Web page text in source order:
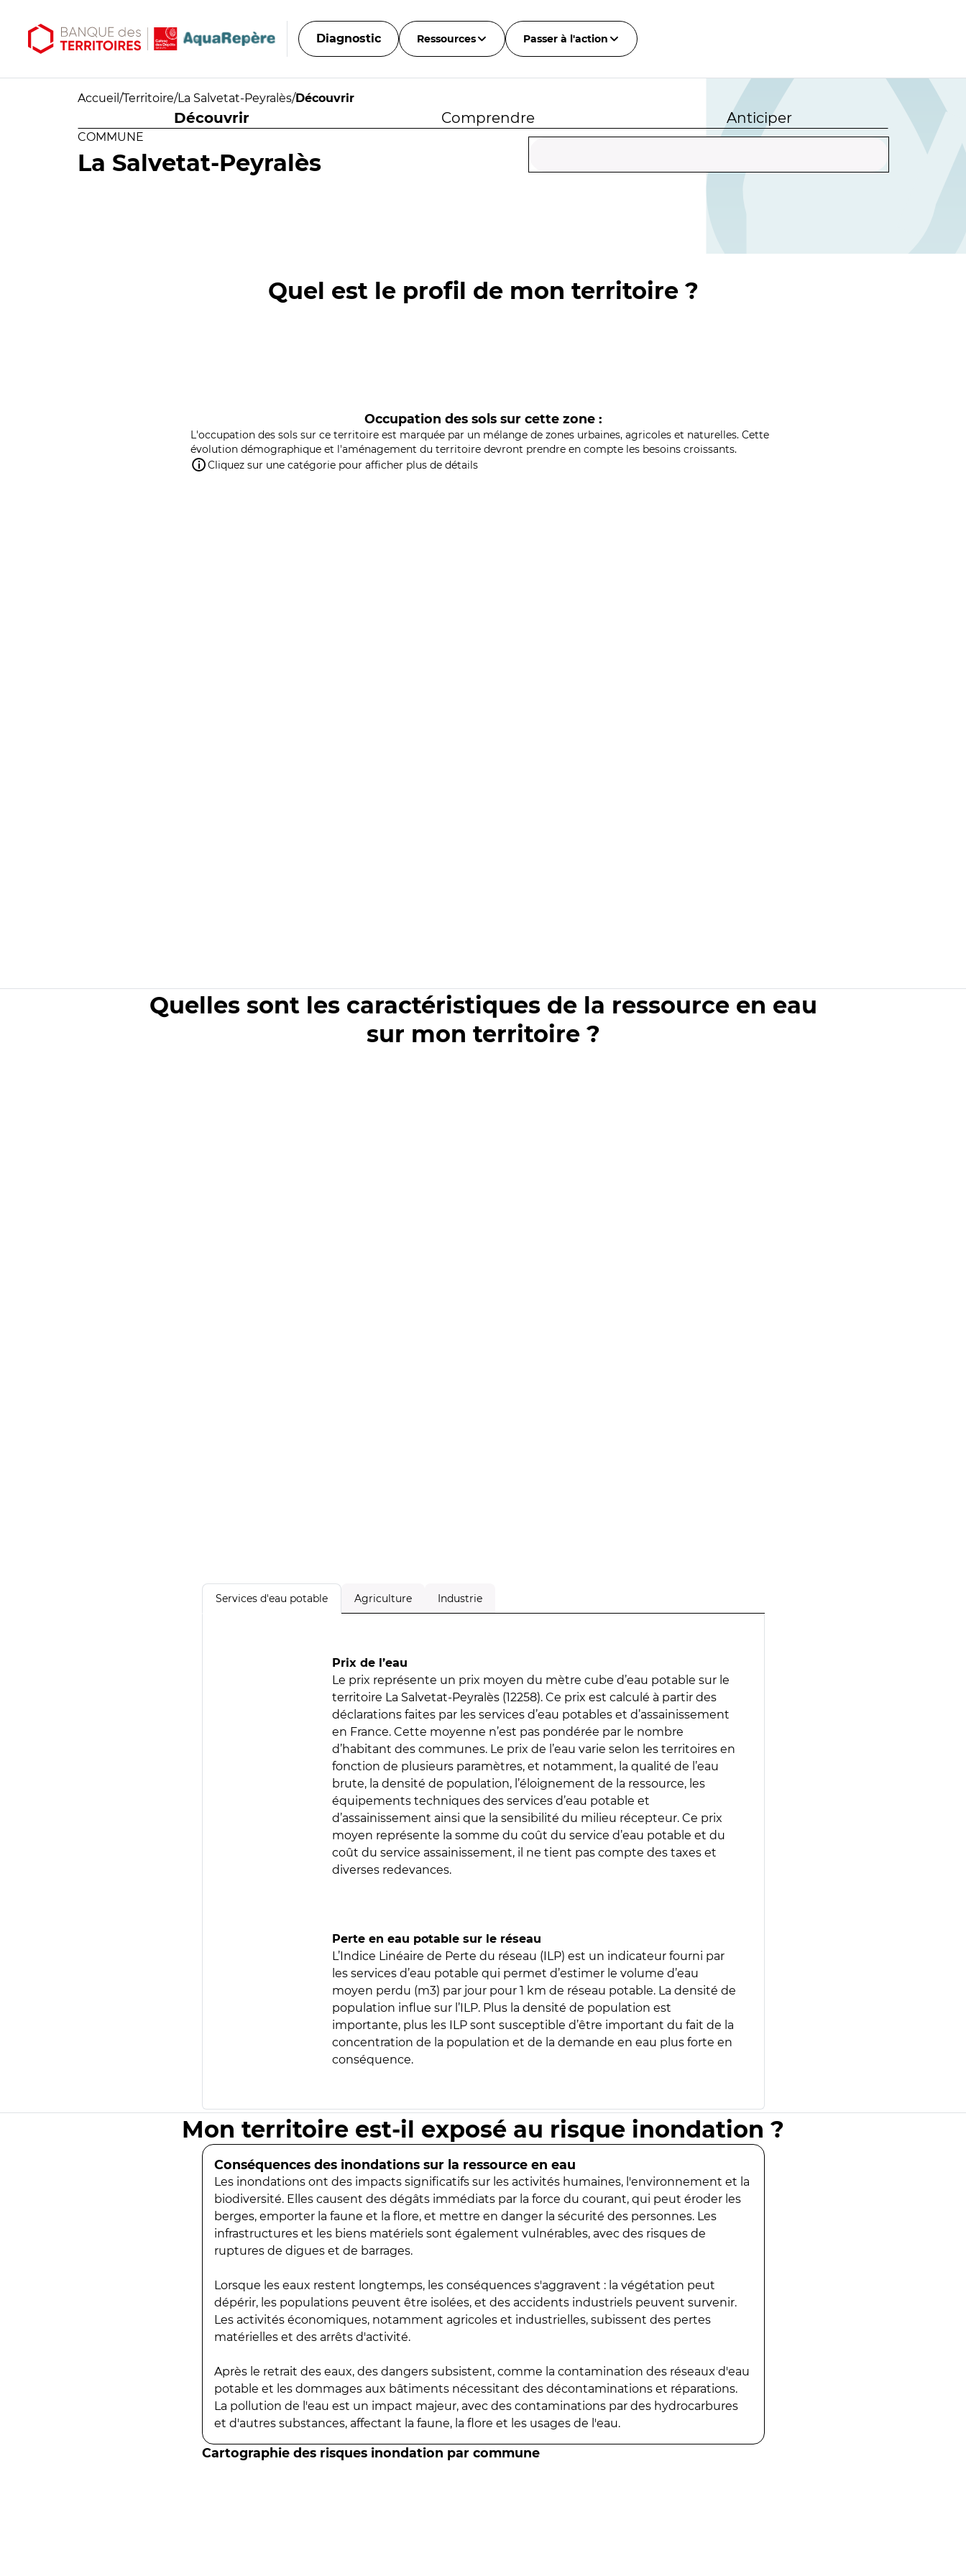
Diagnostic Ressources Passer à l'action
Accueil /Territoire/La Salvetat-Peyralès/Découvrir
Découvrir Comprendre Anticiper
COMMUNE
La Salvetat-Peyralès
Quel est le profil de mon territoire ?
Occupation des sols sur cette zone :
L'occupation des sols sur ce territoire est marquée par un mélange de zones urbaines, agricoles et naturelles. Cette
évolution démographique et l'aménagement du territoire devront prendre en compte les besoins croissants.
Cliquez sur une catégorie pour afficher plus de détails
Quelles sont les caractéristiques de la ressource en eau
sur mon territoire ?
Services d'eau potable Agriculture Industrie
Prix de l’eau
Le prix représente un prix moyen du mètre cube d’eau potable sur le
territoire La Salvetat-Peyralès (12258). Ce prix est calculé à partir des
déclarations faites par les services d’eau potables et d’assainissement
en France. Cette moyenne n’est pas pondérée par le nombre
d’habitant des communes. Le prix de l’eau varie selon les territoires en
fonction de plusieurs paramètres, et notamment, la qualité de l’eau
brute, la densité de population, l’éloignement de la ressource, les
équipements techniques des services d’eau potable et
d’assainissement ainsi que la sensibilité du milieu récepteur. Ce prix
moyen représente la somme du coût du service d’eau potable et du
coût du service assainissement, il ne tient pas compte des taxes et
diverses redevances.
Perte en eau potable sur le réseau
L’Indice Linéaire de Perte du réseau (ILP) est un indicateur fourni par
les services d’eau potable qui permet d’estimer le volume d’eau
moyen perdu (m3) par jour pour 1 km de réseau potable. La densité de
population influe sur l’ILP. Plus la densité de population est
importante, plus les ILP sont susceptible d’être important du fait de la
concentration de la population et de la demande en eau plus forte en
conséquence.
Mon territoire est-il exposé au risque inondation ?
Conséquences des inondations sur la ressource en eau
Les inondations ont des impacts significatifs sur les activités humaines, l'environnement et la
biodiversité. Elles causent des dégâts immédiats par la force du courant, qui peut éroder les
berges, emporter la faune et la flore, et mettre en danger la sécurité des personnes. Les
infrastructures et les biens matériels sont également vulnérables, avec des risques de
ruptures de digues et de barrages.
Lorsque les eaux restent longtemps, les conséquences s'aggravent : la végétation peut
dépérir, les populations peuvent être isolées, et des accidents industriels peuvent survenir.
Les activités économiques, notamment agricoles et industrielles, subissent des pertes
matérielles et des arrêts d'activité.
Après le retrait des eaux, des dangers subsistent, comme la contamination des réseaux d'eau
potable et les dommages aux bâtiments nécessitant des décontaminations et réparations.
La pollution de l'eau est un impact majeur, avec des contaminations par des hydrocarbures
et d'autres substances, affectant la faune, la flore et les usages de l'eau.
Cartographie des risques inondation par commune